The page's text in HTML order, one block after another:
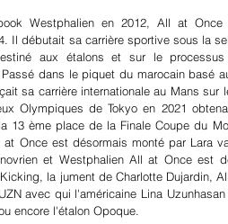
Westphalien en 2012, All at
Il débutait sa carrière sportive sous la
aux étalons et sur le
dans le piquet du marocain basé
sa carrière internationale au Mans sur
Olympiques de Tokyo en 2021
13 ème place de la Finale Coupe du
Once est désormais monté par Lara
et Westphalien All at Once est
la jument de Charlotte Dujardin,
avec qui l'américaine Lina
encore l'étalon Opoque.